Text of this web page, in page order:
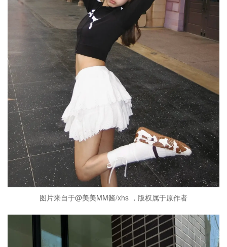
图片来自于@美美MM酱/xhs ，版权属于原作者